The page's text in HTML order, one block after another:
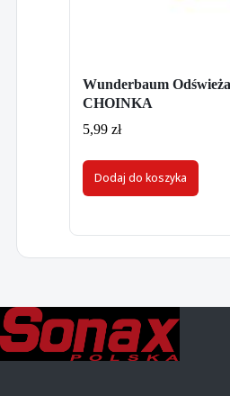
Wunderbaum
CHOINKA
5,99 zł
Dodaj do koszyka